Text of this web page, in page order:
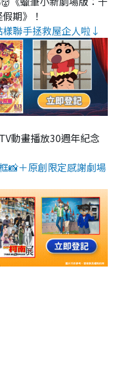
期》！
聯手拯救屋企人啦↓
動畫播放30週年紀念
📸＋原創限定感謝劇場